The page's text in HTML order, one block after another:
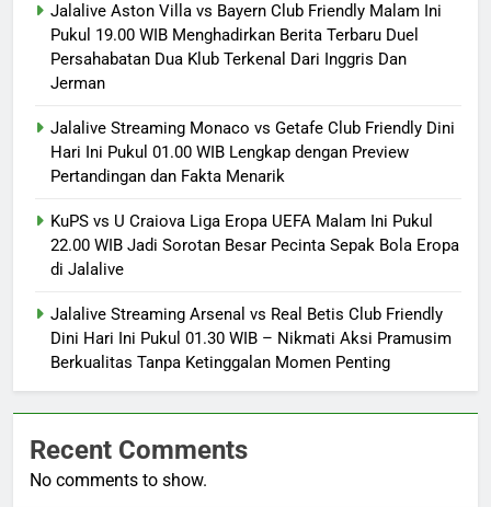
Jalalive Aston Villa vs Bayern Club Friendly Malam Ini
Pukul 19.00 WIB Menghadirkan Berita Terbaru Duel
Persahabatan Dua Klub Terkenal Dari Inggris Dan
Jerman
Jalalive Streaming Monaco vs Getafe Club Friendly Dini
Hari Ini Pukul 01.00 WIB Lengkap dengan Preview
Pertandingan dan Fakta Menarik
KuPS vs U Craiova Liga Eropa UEFA Malam Ini Pukul
22.00 WIB Jadi Sorotan Besar Pecinta Sepak Bola Eropa
di Jalalive
Jalalive Streaming Arsenal vs Real Betis Club Friendly
Dini Hari Ini Pukul 01.30 WIB – Nikmati Aksi Pramusim
Berkualitas Tanpa Ketinggalan Momen Penting
Recent Comments
No comments to show.